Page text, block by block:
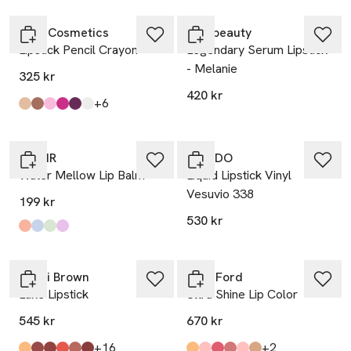
MAC Cosmetics
Lipstick Pencil Crayon
325 kr
Produkten finns i färgerna:
Moon Rocket
Gem Stone,
Spaced Out
Candy Yum Yummy
Lunar Violet
Crown Jewel +6
rms beauty
Legendary Serum Lipstick
- Melanie
420 kr
TIRTIR
Water Mellow Lip Balm
199 kr
Produkten finns i färgerna:
Peach Lemony
Icy Blue,
Greeny Apple
Mauve Berry
BYREDO
Liquid Lipstick Vinyl
Vesuvio 338
530 kr
Bobbi Brown
Luxe Lipstick
545 kr
Tom Ford
Ultra Shine Lip Color
670 kr